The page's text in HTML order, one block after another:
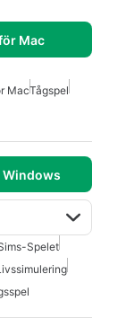
Mac
MacTågspel
Spelet